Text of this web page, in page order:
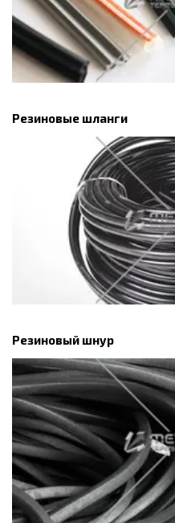
Резиновые шланги
Резиновый шнур